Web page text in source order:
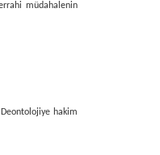
müdahalenin
hakim